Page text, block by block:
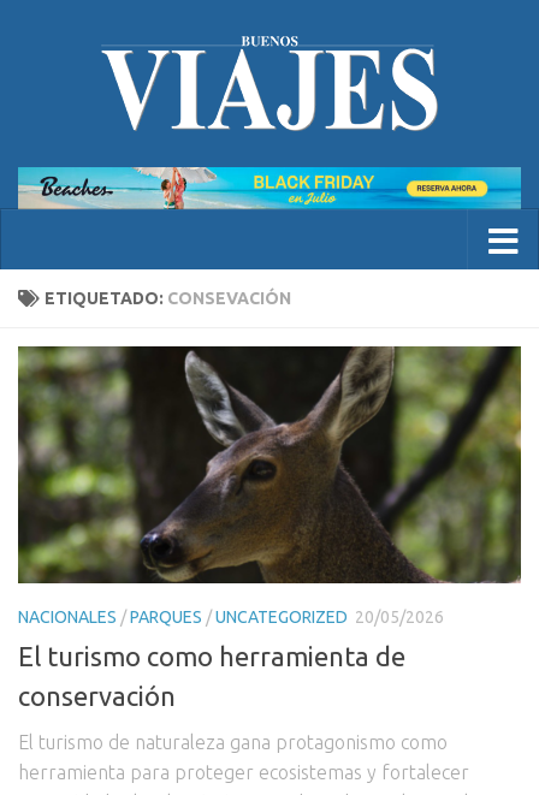
ETIQUETADO: CONSEVACIÓN
NACIONALES /PARQUES /UNCATEGORIZED 20/05/2026
El turismo como herramienta de
conservación
El turismo de naturaleza gana protagonismo como
herramienta para proteger ecosistemas y fortalecer